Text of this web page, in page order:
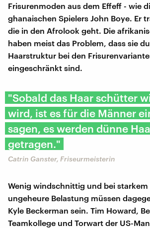
Frisurenmoden aus dem Effeff - wie
ghanaischen Spielers John Boye. Er
die in den Afrolook geht. Die
haben meist das Problem, dass sie
Haarstruktur bei den
eingeschränkt sind.
"Sobald das Haar schütter
wird, ist es für die Männer
sagen, es werden dünne
getragen."
Catrin Ganster, Friseurmeisterin
Wenig windschnittig und bei starkem
ungeheure Belastung müssen
Kyle Beckerman sein. Tim Howard,
Teamkollege und Torwart der US-